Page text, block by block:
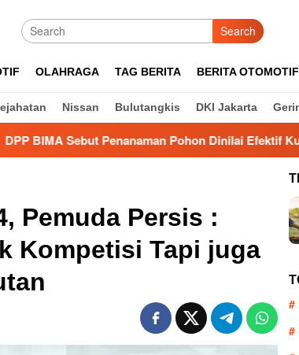
Search
OLAHRAGA TAG BERITA BERITA OTOMOTIF
Nissan Bulutangkis DKI Jakarta
Penanaman Pohon Dinilai Efektif Kurangi Risiko
Pemuda Persis :
Kompetisi Tapi juga